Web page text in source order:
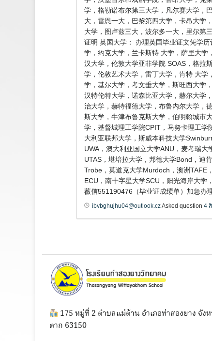
学，格勒诺布尔第三大学，凡尔赛大学，
大，雷恩一大，巴黎第四大学，卡昂大学
大学，图卢兹三大，波尔多一大，里尔第
证明 英国大学： 办理英国毕业证文凭学
学，约克大学，兰卡斯特 大学，萨里大
汉大学，伦敦大学亚非学院 SOAS，格拉
学，伦敦艺术大学，雷丁大学，肯特 大
学，基尔大学，考文垂大学，斯旺西大学
汉特伦特大学，诺森比亚大学，赫尔大学
治大学，赫特福德大学，布鲁内尔大学，
斯大学，牛津布鲁克斯大学，伯明翰城市
学，基督城理工学院CPIT，马努卡理工学
大利亚联邦大学，斯威本科技大学
UWA，澳大利亚国立大学ANU，麦考瑞
UTAS，堪培拉大学，邦德大学Bond，迪
Trobe，莫道克大学Murdoch，澳洲TAFE
ECU，南十字星大学SCU，阳光海岸大
薇信551190476（毕业证成绩单）加急办
ibvbghujhu04@outlook.czAsked question 4
175 หมู่ที่ 2 ตำบลแม่ต้าน อำเภอท่าสองยาง จัง
ตาก 63150